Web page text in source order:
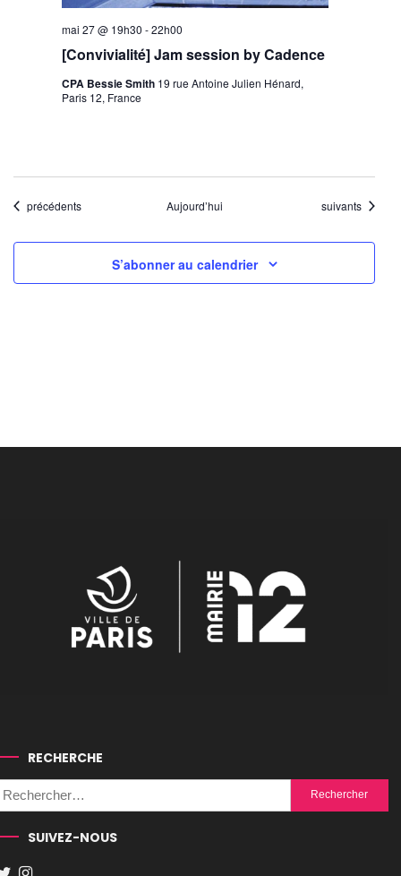
[Convivialité] Jam session by Cadence
mai 27 @ 19h30 -22h00
CPA Bessie Smith 19 rue Antoine Julien Hénard,
Paris 12, France
Évènements
précédents Aujourd’hui Évènements
suivants
S’abonner au calendrier
RECHERCHE
Rechercher :
SUIVEZ-NOUS